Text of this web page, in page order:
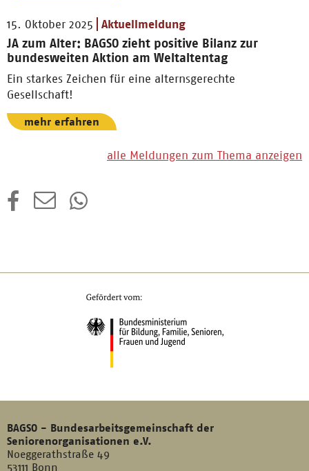
15. Oktober 2025 Aktuellmeldung
JA zum Alter: BAGSO zieht positive Bilanz zur
bundesweiten Aktion am Weltaltentag
Ein starkes Zeichen für eine alternsgerechte
Gesellschaft!
mehr erfahren
alle Meldungen zum Thema anzeigen
BAGSO - Bundesarbeitsgemeinschaft der
Seniorenorganisationen e.V.
Noeggerathstraße 49
53111 Bonn